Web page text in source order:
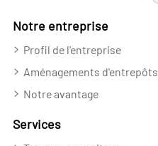
Notre entreprise
Profil de l'entreprise
Aménagements
Notre avantage
Services